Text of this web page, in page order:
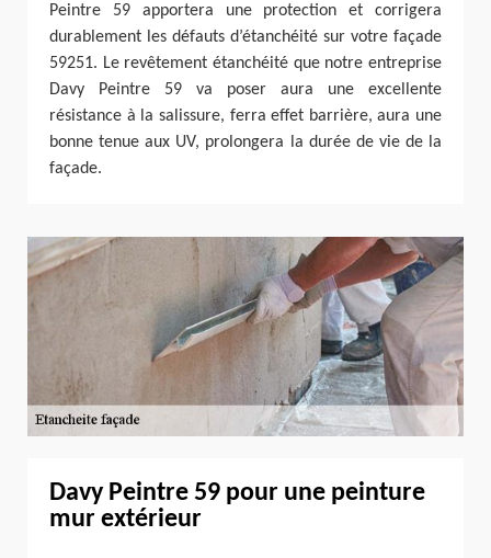
Peintre 59 apportera une protection et corrigera
durablement les défauts d’étanchéité sur votre façade
59251. Le revêtement étanchéité que notre entreprise
Davy Peintre 59 va poser aura une excellente
résistance à la salissure, ferra effet barrière, aura une
bonne tenue aux UV, prolongera la durée de vie de la
façade.
Davy Peintre 59 pour une peinture
mur extérieur